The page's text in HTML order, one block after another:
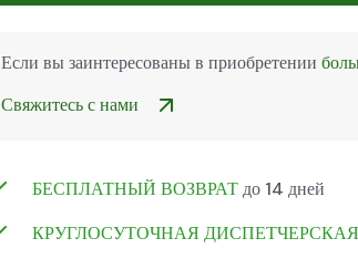
Если вы заинтересованы в приобретении
Свяжитесь с нами
БЕСПЛАТНЫЙ ВОЗВРАТдо 14 дней
КРУГЛОСУТОЧНАЯ